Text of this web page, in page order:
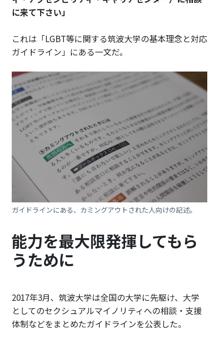
に来て下さい」
これは「LGBT等に関する筑波大学の基本理念と対応
ガイドライン」にある一文だ。
ガイドラインにある、カミングアウトされた人向けの記述。
能力を最大限発揮してもら
うために
2017年3月、筑波大学は全国の大学に先駆け、大学
としてのセクシュアルマイノリティへの相談・支援
体制などをまとめたガイドラインを公表した。